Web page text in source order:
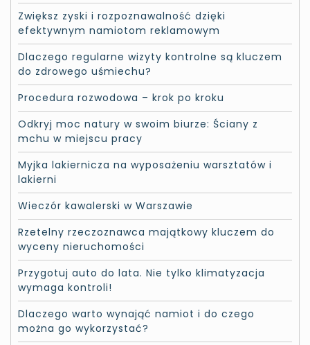
Zwiększ zyski i rozpoznawalność dzięki
efektywnym namiotom reklamowym
Dlaczego regularne wizyty kontrolne są kluczem
do zdrowego uśmiechu?
Procedura rozwodowa – krok po kroku
Odkryj moc natury w swoim biurze: Ściany z
mchu w miejscu pracy
Myjka lakiernicza na wyposażeniu warsztatów i
lakierni
Wieczór kawalerski w Warszawie
Rzetelny rzeczoznawca majątkowy kluczem do
wyceny nieruchomości
Przygotuj auto do lata. Nie tylko klimatyzacja
wymaga kontroli!
Dlaczego warto wynająć namiot i do czego
można go wykorzystać?